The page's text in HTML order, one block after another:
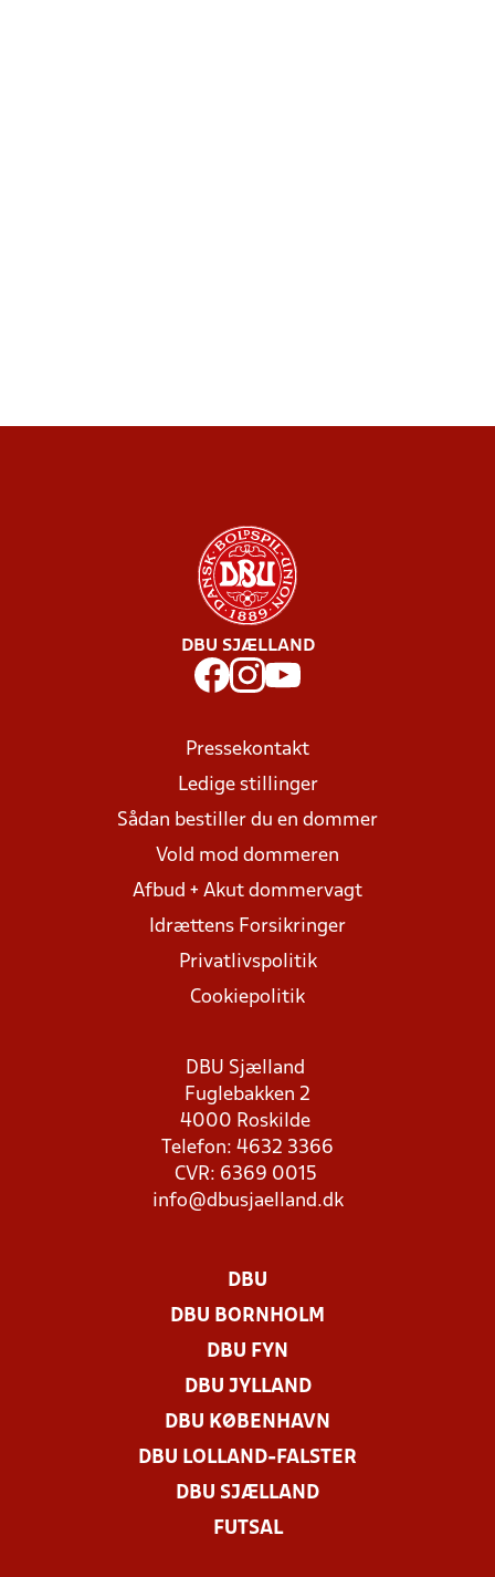
DBU SJÆLLAND
Pressekontakt
Ledige stillinger
Sådan bestiller du en dommer
Vold mod dommeren
Afbud + Akut dommervagt
Idrættens Forsikringer
Privatlivspolitik
Cookiepolitik
DBU Sjælland
Fuglebakken 2
4000 Roskilde
Telefon: 4632 3366
CVR: 6369 0015
info@dbusjaelland.dk
DBU
DBU BORNHOLM
DBU FYN
DBU JYLLAND
DBU KØBENHAVN
DBU LOLLAND-FALSTER
DBU SJÆLLAND
FUTSAL